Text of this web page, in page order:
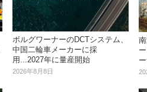
ボルグワーナーのDCTシステム、
中国二輪車メーカーに採
用...2027年に量産開始
2026年8月8日